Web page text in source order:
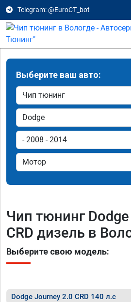
Telegram: @EuroCT_bot
Выберите ваш авто:
Чип тюнинг
CRD дизель в
Выберите свою модель:
Dodge Journey 2.0 CRD 140 л.с